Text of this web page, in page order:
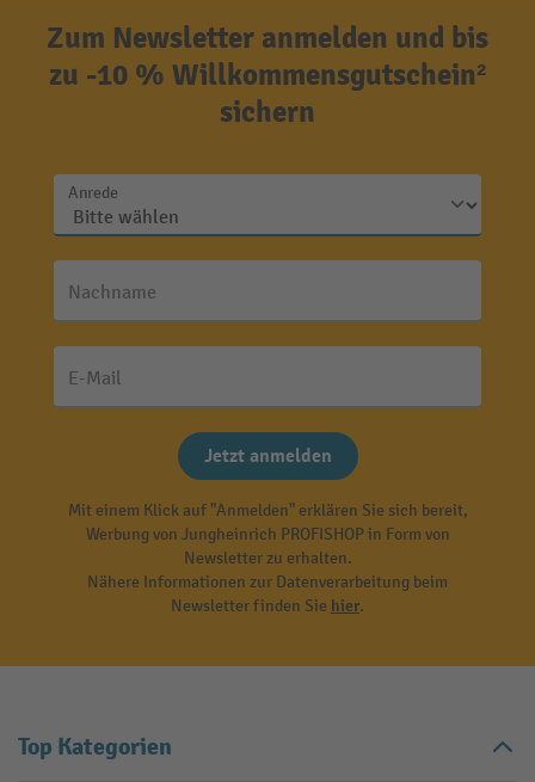
Zum Newsletter anmelden und bis
zu -10 % Willkommensgutschein²
sichern
Anrede
Nachname
E-Mail
Jetzt anmelden
Mit einem Klick auf "Anmelden" erklären Sie sich bereit,
Werbung von Jungheinrich PROFISHOP in Form von
Newsletter zu erhalten.
Nähere Informationen zur Datenverarbeitung beim
Newsletter finden Sie hier.
Top Kategorien